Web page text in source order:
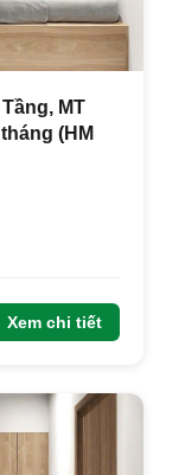
MT
(HM
Xem chi tiết